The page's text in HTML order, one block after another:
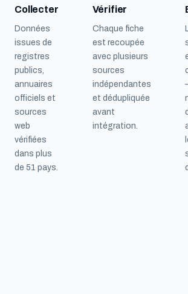
Collecter
Données
issues de
registres
publics,
annuaires
officiels et
sources
web
vérifiées
dans plus
de 51 pays.
Vérifier
Chaque fiche
est recoupée
avec plusieurs
sources
indépendantes
et dédupliquée
avant
intégration.